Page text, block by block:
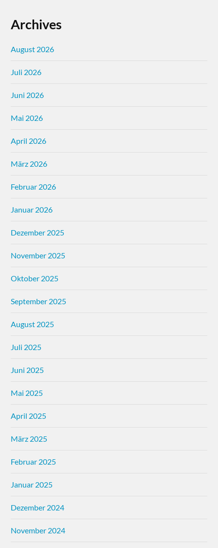
Archives
August 2026
Juli 2026
Juni 2026
Mai 2026
April 2026
März 2026
Februar 2026
Januar 2026
Dezember 2025
November 2025
Oktober 2025
September 2025
August 2025
Juli 2025
Juni 2025
Mai 2025
April 2025
März 2025
Februar 2025
Januar 2025
Dezember 2024
November 2024